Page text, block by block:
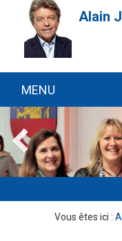
Alain
MENU